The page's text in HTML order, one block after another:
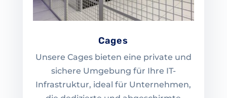
Cages
Unsere Cages bieten eine private und
sichere Umgebung für Ihre IT-
Infrastruktur, ideal für Unternehmen,